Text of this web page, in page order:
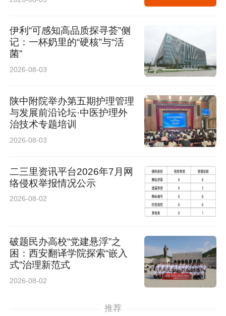
楚海平，硕士，副主任医师。陕西省学校卫生与
伊利“可感知高品质探寻荟”侧
记：一杯奶里的“硬核”与“活
菌”
2026-08-03
陕中附院举办第五期护理管理
与发展前沿论坛·中医护理外
治技术专题培训
2026-08-03
二三里资讯平台2026年7月网
络侵权举报情况公示
2026-08-02
破题民办高校“党建悬浮”之
困：西安翻译学院探索“嵌入
式”治理新范式
2026-08-02
推荐